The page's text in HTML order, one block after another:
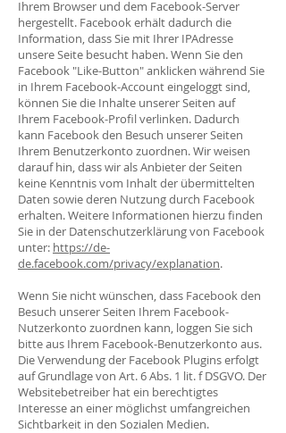
Ihrem Browser und dem Facebook-Server
hergestellt. Facebook erhält dadurch die
Information, dass Sie mit Ihrer IPAdresse
unsere Seite besucht haben. Wenn Sie den
Facebook "Like-Button" anklicken während Sie
in Ihrem Facebook-Account eingeloggt sind,
können Sie die Inhalte unserer Seiten auf
Ihrem Facebook-Profil verlinken. Dadurch
kann Facebook den Besuch unserer Seiten
Ihrem Benutzerkonto zuordnen. Wir weisen
darauf hin, dass wir als Anbieter der Seiten
keine Kenntnis vom Inhalt der übermittelten
Daten sowie deren Nutzung durch Facebook
erhalten. Weitere Informationen hierzu finden
Sie in der Datenschutzerklärung von Facebook
unter: https://de-
de.facebook.com/privacy/explanation.
Wenn Sie nicht wünschen, dass Facebook den
Besuch unserer Seiten Ihrem Facebook-
Nutzerkonto zuordnen kann, loggen Sie sich
bitte aus Ihrem Facebook-Benutzerkonto aus.
Die Verwendung der Facebook Plugins erfolgt
auf Grundlage von Art. 6 Abs. 1 lit. f DSGVO. Der
Websitebetreiber hat ein berechtigtes
Interesse an einer möglichst umfangreichen
Sichtbarkeit in den Sozialen Medien.